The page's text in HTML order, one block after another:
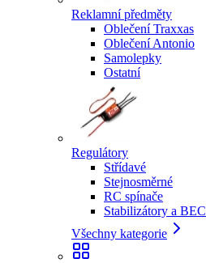
Reklamní předměty
Oblečení Traxxas
Oblečení Antonio
Samolepky
Ostatní
Regulátory
Střídavé
Stejnosměrné
RC spínače
Stabilizátory a BEC
Všechny kategorie